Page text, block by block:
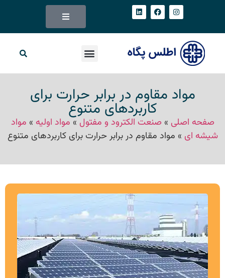
مواد مقاوم در برابر حرارت برای
کاربردهای متنوع
صفحه اصلی»صنعت الکترود و مفتول»مواد اولیه»مواد
شیشه ای»مواد مقاوم در برابر حرارت برای کاربردهای متنوع